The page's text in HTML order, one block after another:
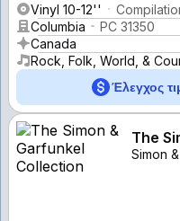
Vinyl 10-12''
Columbia
PC 31350
Canada
Rock, Folk, World, &
Έλεγχος
The
Simon